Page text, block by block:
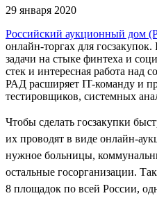
29 января 2020
Российский аукционный дом
онлайн-торгах для
задачи на стыке финтеха и
стек и интересная работа над
РАД расширяет IT-команду и
тестировщиков, системных
Чтобы сделать госзакупки
их проводят в виде онлайн-
нужное больницы,
остальные госорганизации.
8 площадок по всей России,